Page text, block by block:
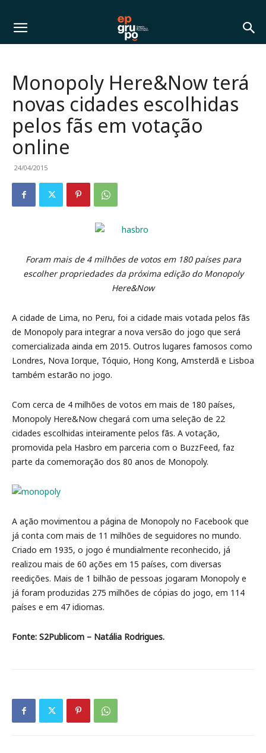
Monopoly Here&Now terá
novas cidades escolhidas
pelos fãs em votação
online
24/04/2015
Foram mais de 4 milhões de votos em 180 países para
escolher propriedades da próxima edição do Monopoly
Here&Now
A cidade de Lima, no Peru, foi a cidade mais votada pelos fãs
de Monopoly para integrar a nova versão do jogo que será
comercializada ainda em 2015. Outros lugares famosos como
Londres, Nova Iorque, Tóquio, Hong Kong, Amsterdã e Lisboa
também estarão no jogo.
Com cerca de 4 milhões de votos em mais de 180 países,
Monopoly Here&Now chegará com uma seleção de 22
cidades escolhidas inteiramente pelos fãs. A votação,
promovida pela Hasbro em parceria com o BuzzFeed, faz
parte da comemoração dos 80 anos de Monopoly.
A ação movimentou a página de Monopoly no Facebook que
já conta com mais de 11 milhões de seguidores no mundo.
Criado em 1935, o jogo é mundialmente reconhecido, já
realizou mais de 60 ações em 15 países, com diversas
reedições. Mais de 1 bilhão de pessoas jogaram Monopoly e
já foram produzidas 275 milhões de cópias do jogo, em 114
países e em 47 idiomas.
Fonte: S2Publicom – Natália Rodrigues.